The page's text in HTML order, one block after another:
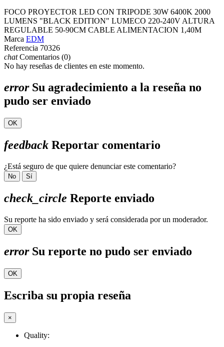
FOCO PROYECTOR LED CON TRIPODE 30W 6400K 2000
LUMENS "BLACK EDITION" LUMECO 220-240V ALTURA
REGULABLE 50-90CM CABLE ALIMENTACION 1,40M
Marca EDM
Referencia 70326
chatComentarios (0)
No hay reseñas de clientes en este momento.
errorSu agradecimiento a la reseña no
pudo ser enviado
OK
feedback Reportar comentario
¿Está seguro de que quiere denunciar este comentario?
No Sí
check_circle Reporte enviado
Su reporte ha sido enviado y será considerada por un moderador.
OK
errorSu reporte no pudo ser enviado
OK
Escriba su propia reseña
×
Quality: